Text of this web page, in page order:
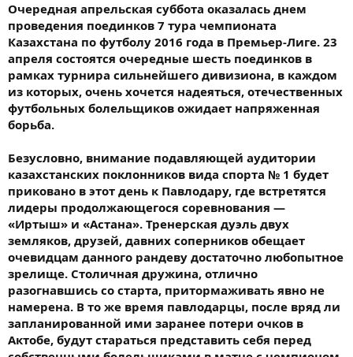
Очередная апрельская суббота оказалась днем
проведения поединков 7 тура чемпионата
Казахстана по футболу 2016 года в Премьер-Лиге. 23
апреля состоятся очередные шесть поединков в
рамках турнира сильнейшего дивизиона, в каждом
из которых, очень хочется надеяться, отечественных
футбольных болельщиков ожидает напряженная
борьба.
Безусловно, внимание подавляющей аудитории
казахстанских поклонников вида спорта № 1 будет
приковано в этот день к Павлодару, где встретятся
лидеры продолжающегося соревнования —
«Иртыш» и «Астана». Тренерская дуэль двух
земляков, друзей, давних соперников обещает
очевидцам данного рандеву достаточно любопытное
зрелище. Столичная дружина, отлично
разогнавшись со старта, притормаживать явно не
намерена. В то же время павлодарцы, после вряд ли
запланированной ими заранее потери очков в
Актобе, будут стараться представить себя перед